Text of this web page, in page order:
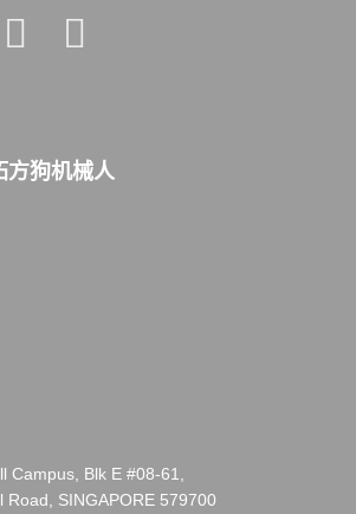
狗机械人
Campus, Blk E #08-61,
Road, SINGAPORE 579700